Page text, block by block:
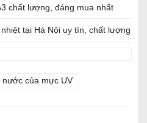
chất lượng, đáng mua nhất
tại Hà Nội uy tín, chất lượng
nước của mực UV